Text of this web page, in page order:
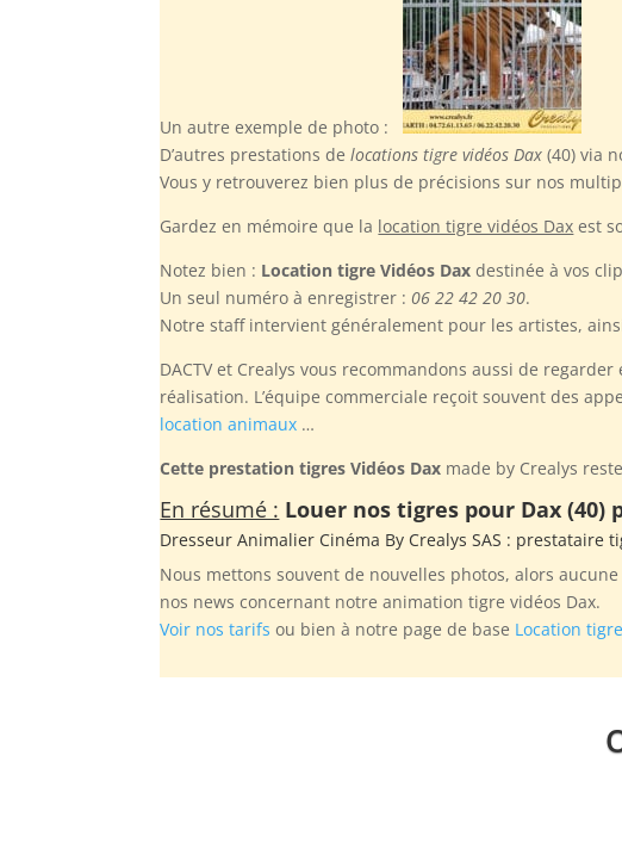
Un autre exemple de photo :
D’autres prestations delocations tigre vidéos Dax (40) via
Vous y retrouverez bien plus de précisions sur nos
Gardez en mémoire que la location tigre vidéos Dax est
Notez bien : Location tigre Vidéos Dax destinée à vos
Un seul numéro à enregistrer :06 22 42 20 30.
Notre staff intervient généralement pour les artistes,
DACTV et Crealys vous recommandons aussi de
réalisation. L’équipe commerciale reçoit souvent des
location animaux …
Cette prestation tigres Vidéos Dax made by Crealys
En résumé : Louer nos tigres pour Dax
Dresseur Animalier Cinéma By Crealys SAS : prestataire
Nous mettons souvent de nouvelles photos, alors
nos news concernant notre animation tigre vidéos Dax.
Voir nos tarifs ou bien à notre page de base Location